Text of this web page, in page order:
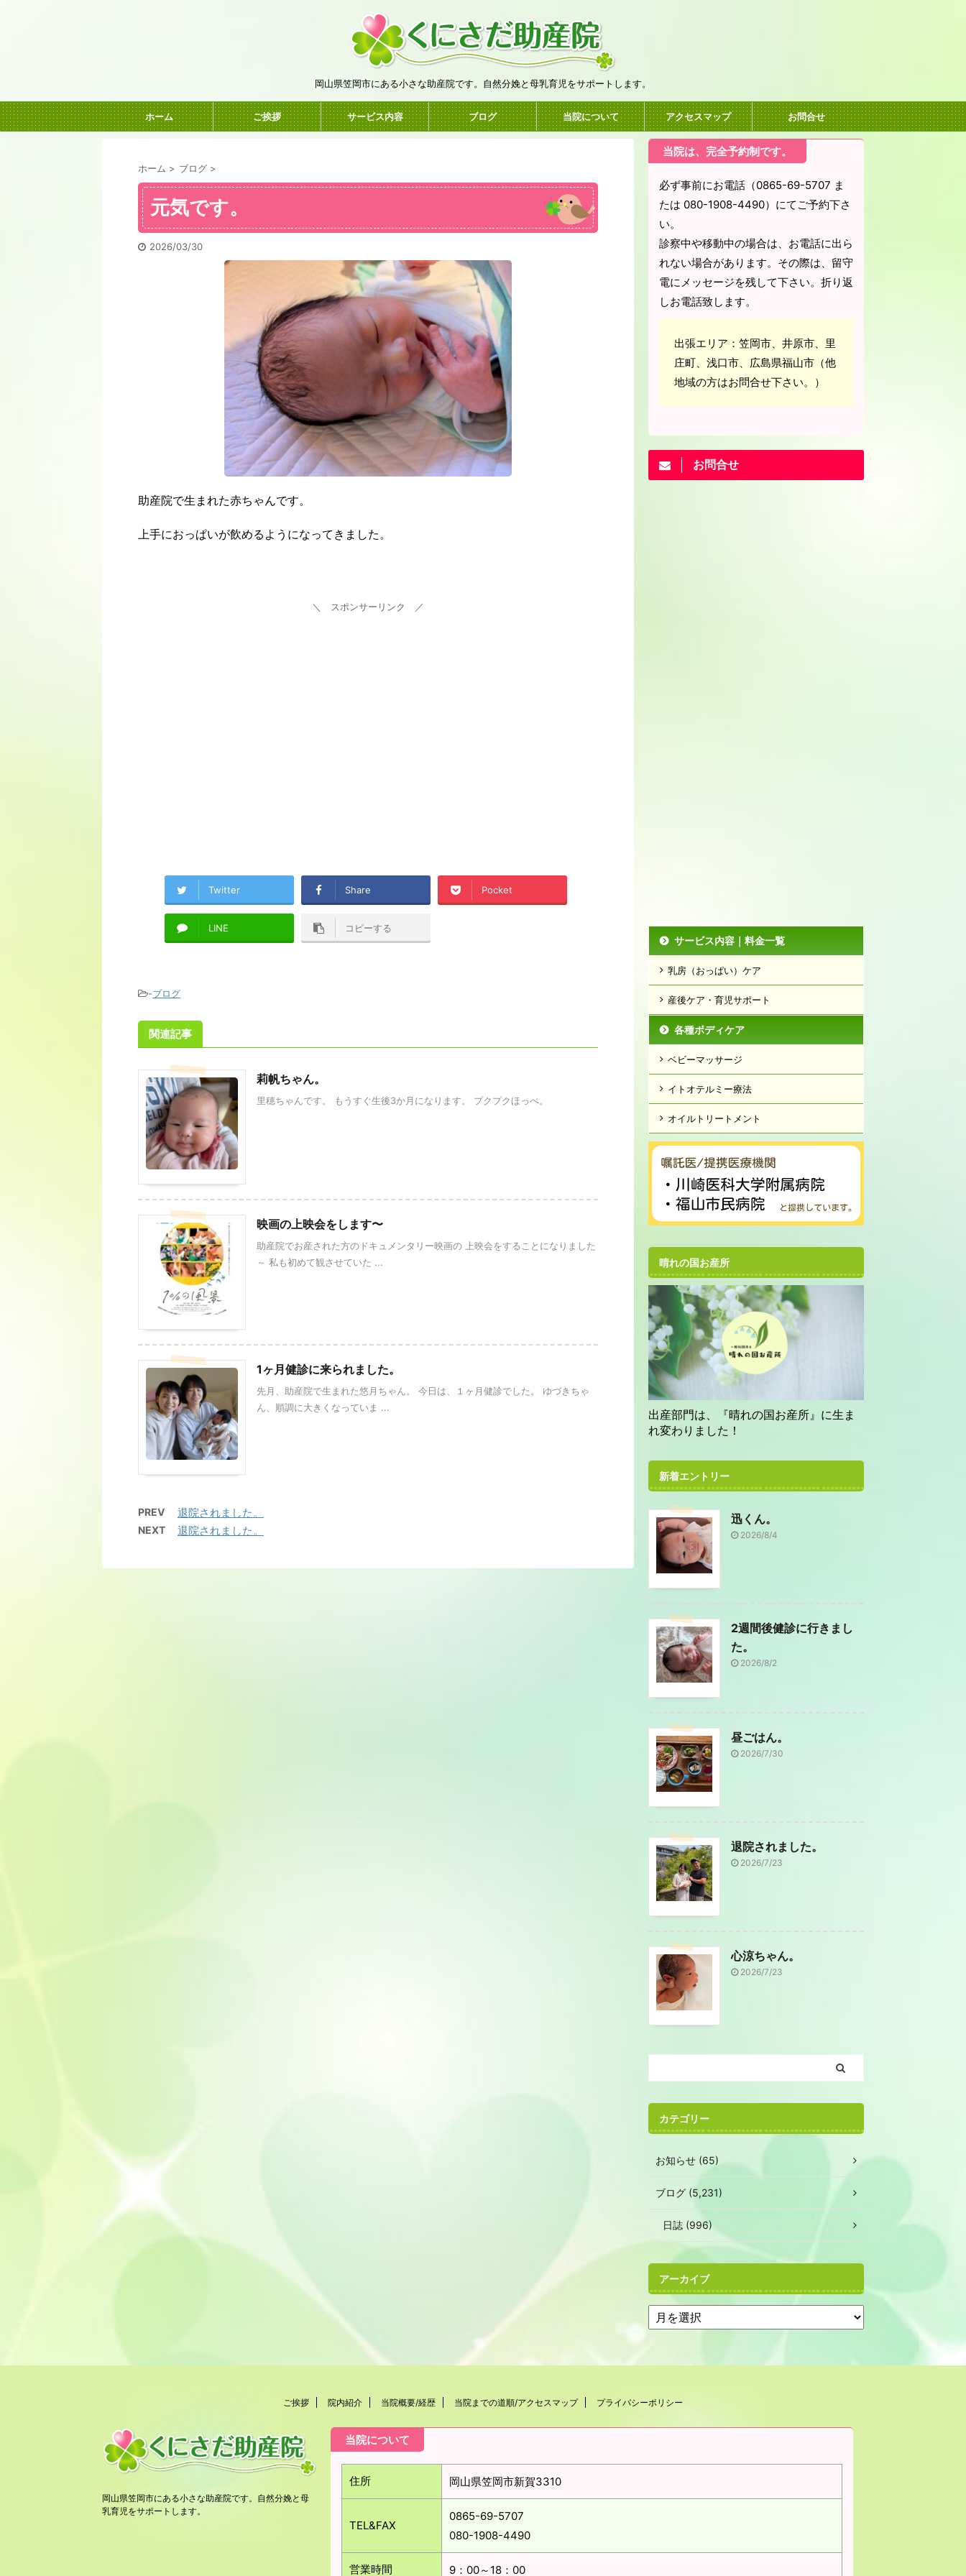
岡山県笠岡市にある小さな助産院です。自然分娩と母乳育児をサポートします。
ホーム ご挨拶 サービス内容 ブログ 当院について アクセスマップ お問合せ
ホーム > ブログ >
元気です。
2026/03/30
助産院で生まれた赤ちゃんです。
上手におっぱいが飲めるようになってきました。
＼ スポンサーリンク ／
Twitter Share Pocket
LINE コピーする
-ブログ
関連記事
莉帆ちゃん。
里穂ちゃんです。 もうすぐ生後3か月になります。 プクプクほっぺ。
映画の上映会をします〜
助産院でお産された方のドキュメンタリー映画の 上映会をすることになりました
～ 私も初めて観させていた ...
1ヶ月健診に来られました。
先月、助産院で生まれた悠月ちゃん。 今日は、１ヶ月健診でした。 ゆづきちゃ
ん、順調に大きくなっていま ...
PREV 退院されました。
NEXT 退院されました。
当院は、完全予約制です。
必ず事前にお電話（0865-69-5707 ま
たは 080-1908-4490）にてご予約下さ
い。
診察中や移動中の場合は、お電話に出ら
れない場合があります。その際は、留守
電にメッセージを残して下さい。折り返
しお電話致します。
出張エリア：笠岡市、井原市、里
庄町、浅口市、広島県福山市（他
地域の方はお問合せ下さい。）
お問合せ
サービス内容｜料金一覧
乳房（おっぱい）ケア
産後ケア・育児サポート
各種ボディケア
ベビーマッサージ
イトオテルミー療法
オイルトリートメント
晴れの国お産所
出産部門は、『晴れの国お産所』に生ま
れ変わりました！
新着エントリー
迅くん。
2026/8/4
2週間後健診に行きまし
た。
2026/8/2
昼ごはん。
2026/7/30
退院されました。
2026/7/23
心涼ちゃん。
2026/7/23
カテゴリー
お知らせ (65)
ブログ (5,231)
日誌 (996)
アーカイブ
ご挨拶 院内紹介 当院概要/経歴 当院までの道順/アクセスマップ プライバシーポリシー
当院について
住所 岡山県笠岡市新賀3310
TEL&FAX
0865-69-5707
080-1908-4490
営業時間 9：00～18：00
岡山県笠岡市にある小さな助産院です。自然分娩と母
乳育児をサポートします。